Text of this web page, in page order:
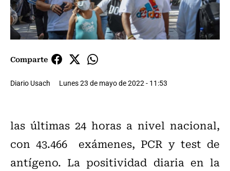
Comparte
Diario Usach Lunes 23 de mayo de 2022 - 11:53
las últimas 24 horas a nivel nacional,
con 43.466 exámenes, PCR y test de
antígeno. La positividad diaria en la